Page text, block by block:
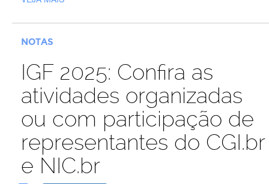
NOTAS
IGF 2025: Confira as
atividades organizadas
ou com participação de
representantes do CGI.br
e NIC.br